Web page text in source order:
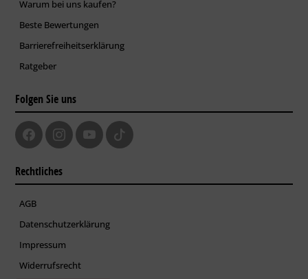
Warum bei uns kaufen?
Beste Bewertungen
Barrierefreiheitserklärung
Ratgeber
Folgen Sie uns
Rechtliches
AGB
Datenschutzerklärung
Impressum
Widerrufsrecht